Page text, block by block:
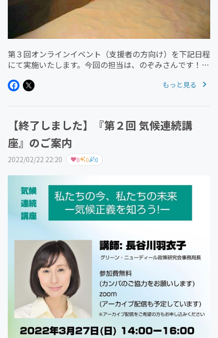
第３回オンラインイベント（支援者の方向け）を下記日程
にて実施いたします。今回の担当は、のぞみさんです！
６日（火） １０：００～（約一時間）【内容】 ３０歳
もっと見る
【終了しました】『第２回 気候連続講
座』のご案内
2022/02/22 22:20 0 0 0